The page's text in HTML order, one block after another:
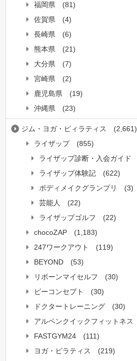
福岡県
(81)
佐賀県
(4)
長崎県
(6)
熊本県
(21)
大分県
(7)
宮崎県
(2)
鹿児島県
(19)
沖縄県
(23)
ジム・ヨガ・ピィラティス
(2,661)
ライザップ
(855)
ライザップ診断・入会ガイド
ライザップ体験記
(622)
ボディメイクグランプリ
(3)
芸能人
(22)
ライザップゴルフ
(22)
chocoZAP
(1,183)
247ワークアウト
(119)
BEYOND
(53)
リボーンマイセルフ
(30)
ビーコンセプト
(30)
ドクタートレーニング
(30)
アルペンクイックフィットネス
FASTGYM24
(111)
ヨガ・ピラティス
(219)